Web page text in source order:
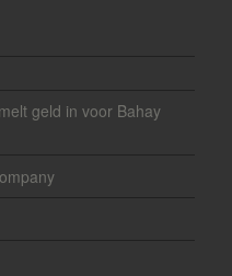
geld in voor Bahay